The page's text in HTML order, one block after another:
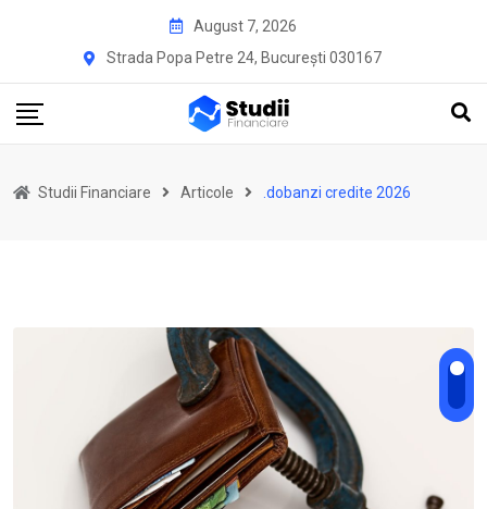
August 7, 2026
Strada Popa Petre 24, București 030167
Studii Financiare Articole .dobanzi credite 2026